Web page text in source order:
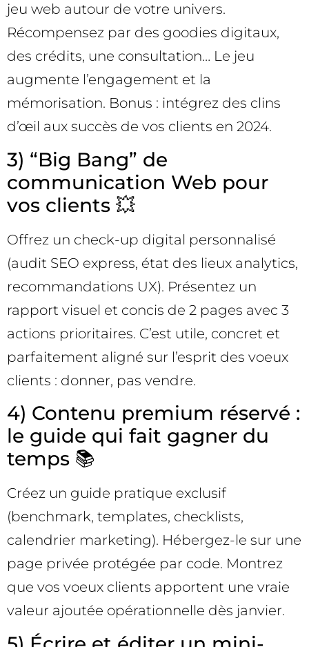
jeu web autour de votre univers.
Récompensez par des goodies digitaux,
des crédits, une consultation… Le jeu
augmente l’engagement et la
mémorisation. Bonus : intégrez des clins
d’œil aux succès de vos clients en 2024.
3) “Big Bang” de
communication Web pour
vos clients 💥
Offrez un check-up digital personnalisé
(audit SEO express, état des lieux analytics,
recommandations UX). Présentez un
rapport visuel et concis de 2 pages avec 3
actions prioritaires. C’est utile, concret et
parfaitement aligné sur l’esprit des voeux
clients : donner, pas vendre.
4) Contenu premium réservé :
le guide qui fait gagner du
temps 📚
Créez un guide pratique exclusif
(benchmark, templates, checklists,
calendrier marketing). Hébergez-le sur une
page privée protégée par code. Montrez
que vos voeux clients apportent une vraie
valeur ajoutée opérationnelle dès janvier.